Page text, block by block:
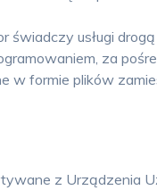
świadczy usługi
za
w formie plików
z Urządzenia